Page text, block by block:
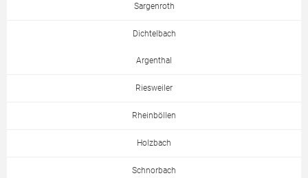
Sargenroth
Dichtelbach
Argenthal
Riesweiler
Rheinböllen
Holzbach
Schnorbach